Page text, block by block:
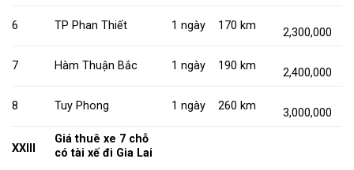
6 TP Phan Thiết 1 ngày 170 km
2,300,000
7 Hàm Thuận Bắc 1 ngày 190 km
2,400,000
8 Tuy Phong 1 ngày 260 km
3,000,000
XXIII
Giá thuê xe 7 chỗ
có tài xế đi Gia Lai